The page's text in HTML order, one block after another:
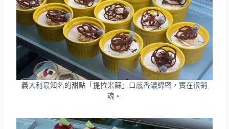
義大利最知名的甜點「提拉米蘇」口感香濃綿密，實在很銷
魂。